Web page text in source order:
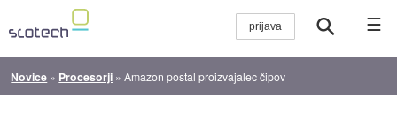
☰
Novice » Procesorji »Amazon postal proizvajalec čipov